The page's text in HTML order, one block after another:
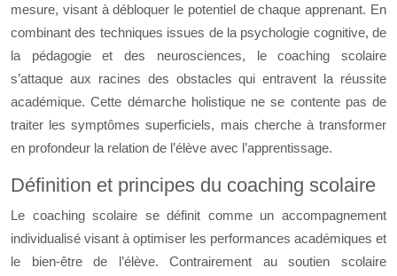
mesure, visant à débloquer le potentiel de chaque apprenant. En
combinant des techniques issues de la psychologie cognitive, de
la pédagogie et des neurosciences, le coaching scolaire
s’attaque aux racines des obstacles qui entravent la réussite
académique. Cette démarche holistique ne se contente pas de
traiter les symptômes superficiels, mais cherche à transformer
en profondeur la relation de l’élève avec l’apprentissage.
Définition et principes du coaching scolaire
Le coaching scolaire se définit comme un accompagnement
individualisé visant à optimiser les performances académiques et
le bien-être de l’élève. Contrairement au soutien scolaire